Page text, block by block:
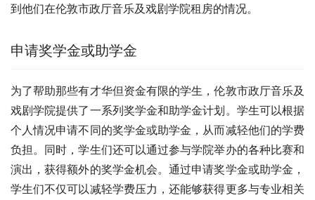
到他们在伦敦市政厅音乐及戏剧学院租房的情况。
申请奖学金或助学金
为了帮助那些有才华但资金有限的学生，伦敦市政厅音乐及
戏剧学院提供了一系列奖学金和助学金计划。学生可以根据
个人情况申请不同的奖学金或助学金，从而减轻他们的学费
负担。同时，学生们还可以通过参与学院举办的各种比赛和
演出，获得额外的奖学金机会。通过申请奖学金或助学金，
学生们不仅可以减轻学费压力，还能够获得更多与专业相关